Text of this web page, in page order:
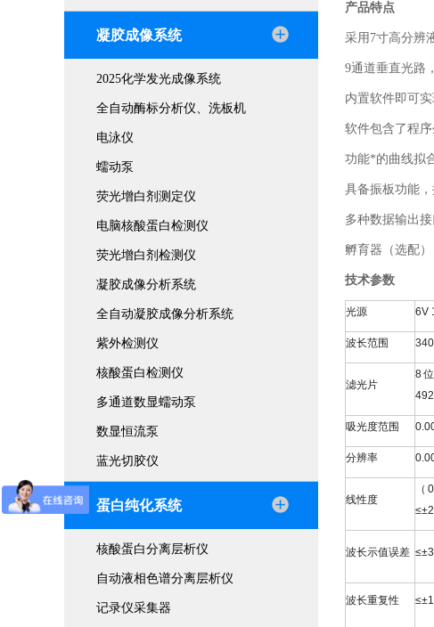
凝胶成像系统
2025化学发光成像系统
全自动酶标分析仪、洗板机
电泳仪
蠕动泵
荧光增白剂测定仪
电脑核酸蛋白检测仪
荧光增白剂检测仪
凝胶成像分析系统
全自动凝胶成像分析系统
紫外检测仪
核酸蛋白检测仪
多通道数显蠕动泵
数显恒流泵
蓝光切胶仪
蛋白纯化系统
核酸蛋白分离层析仪
自动液相色谱分离层析仪
记录仪采集器
产品特点
采用 7寸高分辨
9通道垂直光路
内置软件即可
软件包含了程
功能*的曲线拟
具备振板功能，
多种数据输出
孵育器（选配）
技术参数
光源 6V
波长范围 340
滤光片
8
492
吸光度范围
分辨率
线性度
（ 0
波长示值误差
波长重复性